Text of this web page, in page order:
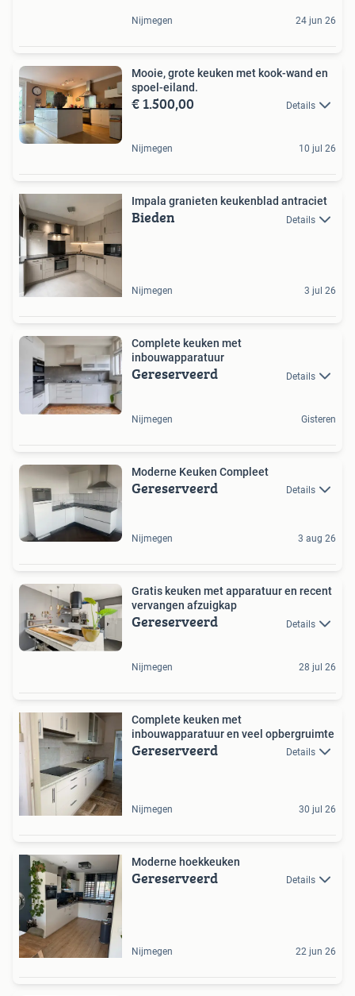
Nijmegen 24 jun 26
Mooie, grote keuken met kook-wand en
spoel-eiland.
€ 1.500,00 Details
Nijmegen 10 jul 26
Impala granieten keukenblad antraciet
Bieden Details
Nijmegen 3 jul 26
Complete keuken met
inbouwapparatuur
Gereserveerd Details
Nijmegen Gisteren
Moderne Keuken Compleet
Gereserveerd Details
Nijmegen 3 aug 26
Gratis keuken met apparatuur en recent
vervangen afzuigkap
Gereserveerd Details
Nijmegen 28 jul 26
Complete keuken met
inbouwapparatuur en veel opbergruimte
Gereserveerd Details
Nijmegen 30 jul 26
Moderne hoekkeuken
Gereserveerd Details
Nijmegen 22 jun 26